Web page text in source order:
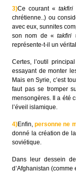
3)Ce courant « takfiri
chrétienne..) ou
avec eux, sunnites
son nom de «takfiri
représente-t-il un
Certes, l’outil
essayant de monter
Mais en Syrie, c’est
faut pas se tromper
mensongères. Il a été
l’éveil islamique.
4)Enfin,personne ne
donné la création de
soviétique.
Dans leur dessein
d’Afghanistan